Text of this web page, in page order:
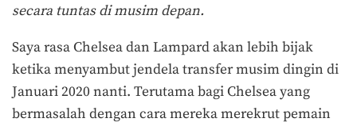
secara tuntas di musim depan.
Saya rasa Chelsea dan Lampard akan lebih bijak
ketika menyambut jendela transfer musim dingin di
Januari 2020 nanti. Terutama bagi Chelsea yang
bermasalah dengan cara mereka merekrut pemain